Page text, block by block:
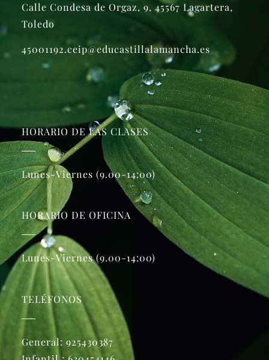
Calle Condesa de Orgaz, 9, 45567 Lagartera,
Toledo
45001192.ceip@educastillalamancha.es
HORARIO DE LAS CLASES
Lunes-Viernes (9.00-14:00)
HORARIO DE OFICINA
Lunes-Viernes (9.00-14:00)
TELÉFONOS
General: 925430387